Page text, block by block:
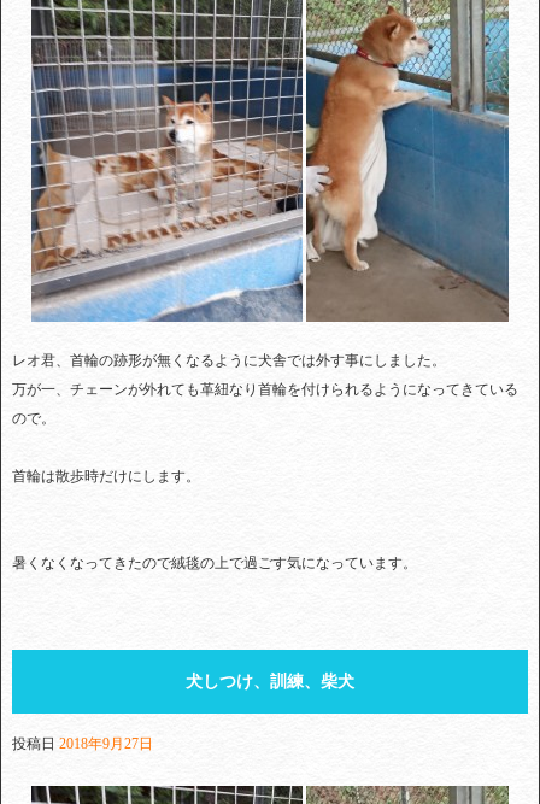
レオ君、首輪の跡形が無くなるように犬舎では外す事にしました。
万が一、チェーンが外れても革紐なり首輪を付けられるようになってきている
ので。
首輪は散歩時だけにします。
暑くなくなってきたので絨毯の上で過ごす気になっています。
犬しつけ、訓練、柴犬
投稿日 2018年9月27日